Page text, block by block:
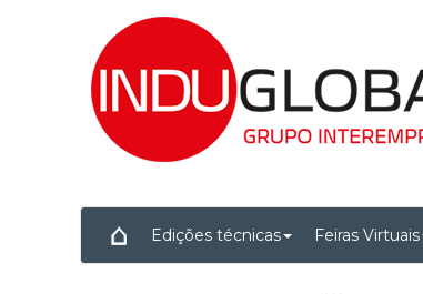
Edições técnicas Feiras Virtuais